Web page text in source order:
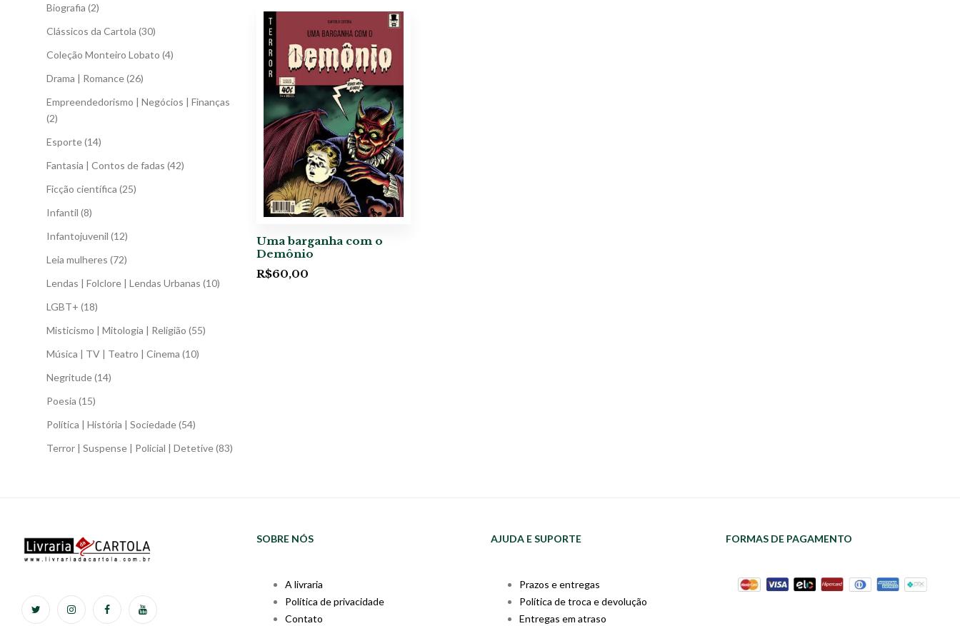
Biografia (2)
Clássicos da Cartola (30)
Coleção Monteiro Lobato (4)
Drama | Romance(26)
Empreendedorismo | Negócios | Finanças
(2)
Esporte(14)
Fantasia | Contos de fadas (42)
Ficção científica (25)
Infantil (8)
Infantojuvenil (12)
Leia mulheres (72)
Lendas | Folclore | Lendas Urbanas (10)
LGBT+ (18)
Misticismo | Mitologia | Religião (55)
Música | TV | Teatro | Cinema (10)
Negritude(14)
Poesia (15)
Política | História | Sociedade(54)
Terror | Suspense | Policial | Detetive(83)
Uma barganha com o
Demônio
R$60,00
SOBRE NÓS
A livraria
Política de privacidade
Contato
AJUDA E SUPORTE
Prazos e entregas
Política de troca e devolução
Entregas em atraso
FORMAS DE PAGAMENTO